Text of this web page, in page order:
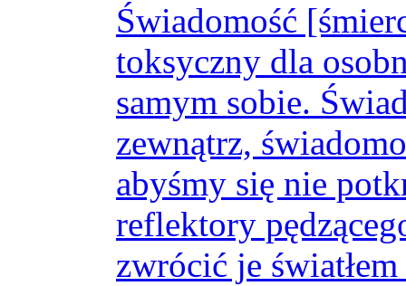
Świadomość
toksyczny dla
samym sobie.
zewnątrz,
abyśmy się nie
reflektory
zwrócić je